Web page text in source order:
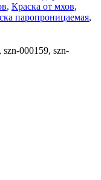
, Краска от мхов,
паропроницаемая,
szn-000159, szn-